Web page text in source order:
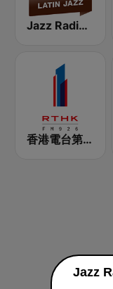
Jazz Radio Latin Jazz
香港電台第一台 RTHK Radio 1